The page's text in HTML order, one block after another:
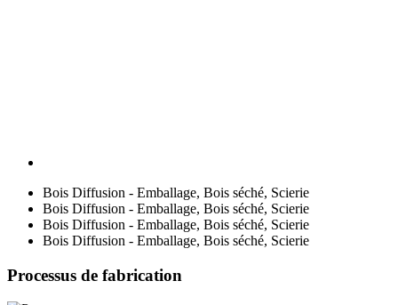
Bois Diffusion - Emballage, Bois séché, Scierie
Bois Diffusion - Emballage, Bois séché, Scierie
Bois Diffusion - Emballage, Bois séché, Scierie
Bois Diffusion - Emballage, Bois séché, Scierie
Processus de fabrication